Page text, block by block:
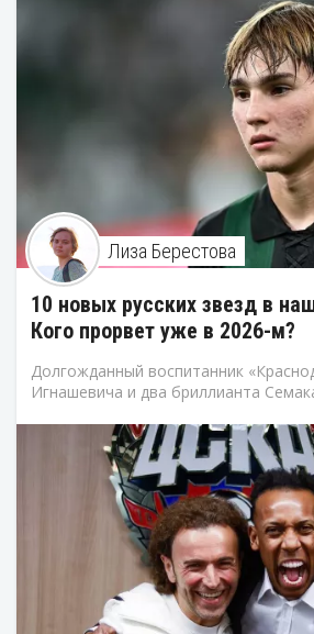
Лиза Берестова
10 новых русских звезд в
Кого прорвет уже в 2026-м?
Долгожданный воспитанник
Игнашевича и два бриллианта